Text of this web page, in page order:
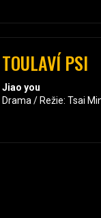
TOULAVÍ PSI
Jiao you
Drama / Režie: Tsai